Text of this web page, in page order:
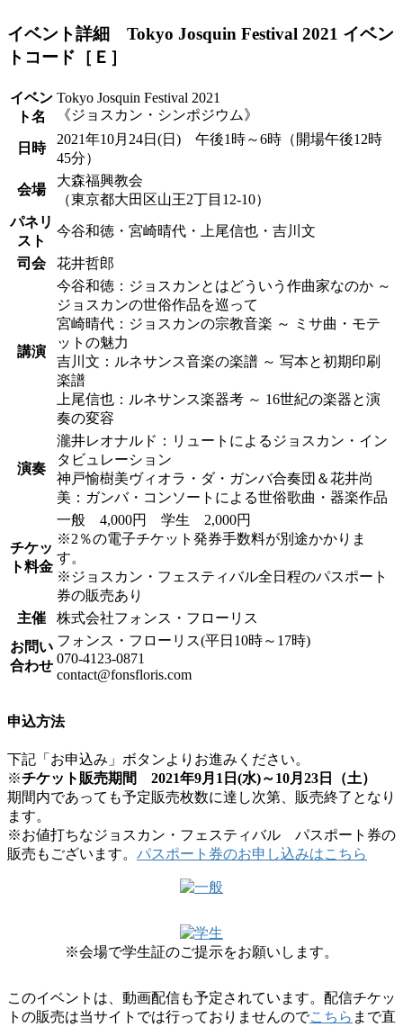
イベント詳細 Tokyo Josquin Festival 2021 イベン
トコード［Ｅ］
イベン
ト名
Tokyo Josquin Festival 2021
《ジョスカン・シンポジウム》
日時
2021年10月24日(日) 午後1時～6時（開場午後12時
45分）
会場
大森福興教会
（東京都大田区山王2丁目12-10）
パネリ
スト
今谷和徳・宮崎晴代・上尾信也・吉川文
司会 花井哲郎
講演
今谷和徳：ジョスカンとはどういう作曲家なのか ～
ジョスカンの世俗作品を巡って
宮崎晴代：ジョスカンの宗教音楽 ～ ミサ曲・モテ
ットの魅力
吉川文：ルネサンス音楽の楽譜 ～ 写本と初期印刷
楽譜
上尾信也：ルネサンス楽器考 ～ 16世紀の楽器と演
奏の変容
演奏
瀧井レオナルド：リュートによるジョスカン・イン
タビュレーション
神戸愉樹美ヴィオラ・ダ・ガンバ合奏団＆花井尚
美：ガンバ・コンソートによる世俗歌曲・器楽作品
チケッ
ト料金
一般 4,000円 学生 2,000円
※2％の電子チケット発券手数料が別途かかりま
す。
※ジョスカン・フェスティバル全日程のパスポート
券の販売あり
主催
株式会社フォンス・フローリス
お問い
合わせ
フォンス・フローリス(平日10時～17時)
070-4123-0871
contact@fonsfloris.com
申込方法
下記「お申込み」ボタンよりお進みください。
※チケット販売期間 2021年9月1日(水)～10月23日（土）
期間内であっても予定販売枚数に達し次第、販売終了となり
ます。
※お値打ちなジョスカン・フェスティバル パスポート券の
販売もございます。 パスポート券のお申し込みはこちら
※会場で学生証のご提示をお願いします。
このイベントは、動画配信も予定されています。配信チケッ
トの販売は当サイトでは行っておりませんのでこちら まで直